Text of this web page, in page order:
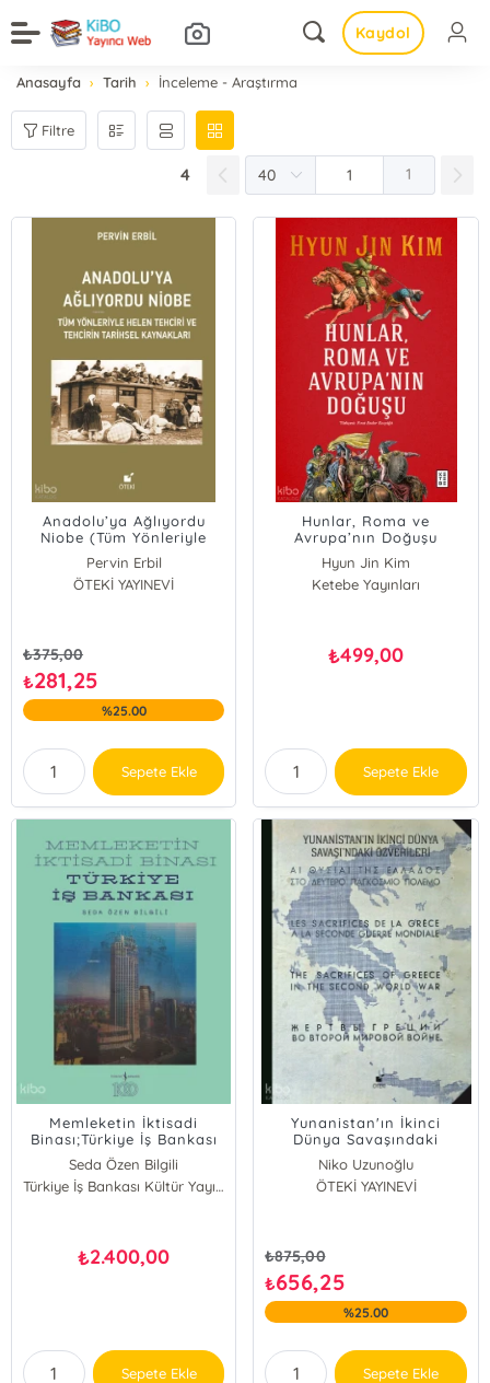
Kaydol
Anasayfa Tarih İnceleme - Araştırma
Filtre
4 1
Anadolu’ya Ağlıyordu
Niobe (Tüm Yönleriyle
Helen Tehciri ve Tehcirin
Tarihsel Kaynakları)
Pervin Erbil
ÖTEKİ YAYINEVİ
₺375,00
₺281,25
%25.00
Sepete Ekle
Hunlar, Roma ve
Avrupa’nın Doğuşu
Hyun Jin Kim
Ketebe Yayınları
₺499,00
Sepete Ekle
Memleketin İktisadi
Binası;Türkiye İş Bankası
Tarihine Mimari Bir Bakış
Seda Özen Bilgili
Türkiye İş Bankası Kültür Yayınları
₺2.400,00
Sepete Ekle
Yunanistan'ın İkinci
Dünya Savaşındaki
Özverileri
Niko Uzunoğlu
ÖTEKİ YAYINEVİ
₺875,00
₺656,25
%25.00
Sepete Ekle